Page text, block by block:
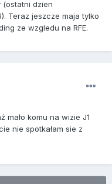
(ostatni dzien
Teraz jeszcze maja tylko
ze wzgledu na RFE.
mało komu na wizie J1
nie spotkałam sie z